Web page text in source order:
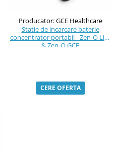
Producator: GCE Healthcare
Statie de incarcare baterie
concentrator portabil - Zen-O Lite
& Zen-O GCE
CERE OFERTA